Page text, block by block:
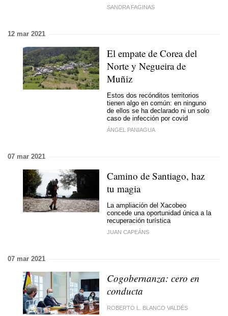
SANDRA FAGINAS
12 mar 2021
El empate de Corea del
Norte y Negueira de
Muñiz
Estos dos recónditos territorios
tienen algo en común: en ninguno
de ellos se ha declarado ni un solo
caso de infección por covid
ÁNGEL PANIAGUA
07 mar 2021
Camino de Santiago, haz
tu magia
La ampliación del Xacobeo
concede una oportunidad única a la
recuperación turística
JUAN CAPEÁNS
07 mar 2021
Cogobernanza: cero en
conducta
ROBERTO L. BLANCO VALDÉS